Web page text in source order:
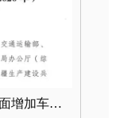
重磅！发改委拟放开汽车限购，全面增加车牌指标